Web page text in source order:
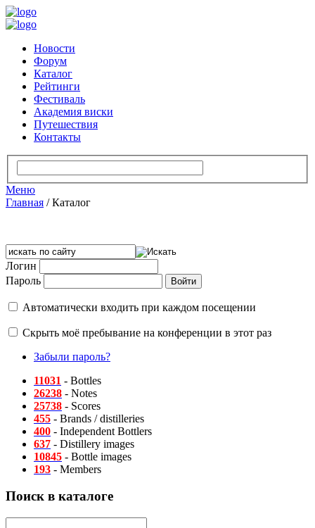
Новости
Форум
Каталог
Рейтинги
Фестиваль
Академия виски
Путешествия
Контакты
Меню
Главная /Каталог
Логин
Пароль
Автоматически входить при каждом посещении
Скрыть моё пребывание на конференции в этот раз
Забыли пароль?
11031 - Bottles
26238 - Notes
25738 - Scores
455 - Brands / distilleries
400 - Independent Bottlers
637 - Distillery images
10845 - Bottle images
193 - Members
Поиск в каталоге